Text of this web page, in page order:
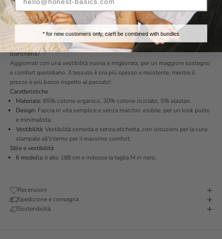
Spedizione
veloce
Restituzione
semplice in 30
Materiali
sostenibili
Ritiro disponibile
Semplice. Confortevole. Sostenibile. Cosa puoi volere di più dalla tua
biancheria?
Aggiornati con una vestibilità nuova e migliorata, per un maggiore sostegno
e comfort quotidiano. Il tessuto è ora più spesso e resistente, mentre il
prezzo è più basso rispetto al passato!
Caratteristiche
Materiale: 65% cotone organico, 30% cotone riciclato, 5% elastan.
Design: Fascia in vita semplice e senza marchio visibile, per un look pulito
e minimalista.
Vestibilità: Vestibilità comoda e senza etichetta, con istruzioni per la cura
stampate all'interno per il massimo comfort.
Stile e vestibilità
Il modello è alto 188 cm e indossa la taglia M in nero.
Recensioni
Spedizione e consegna
Sostenibilità
* for new customers only, can't be combined with bundles